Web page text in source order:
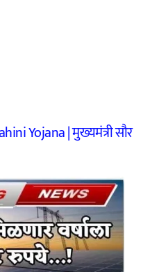
Yojana | मुख्यमंत्री सौर